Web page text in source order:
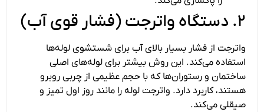
۲. دستگاه واترجت (فشار قوی آب)
واترجت از فشار بسیار بالای آب برای شستشوی لوله‌ها
استفاده می‌کند. این روش بیشتر برای لوله‌های اصلی
ساختمان و رستوران‌ها که با حجم عظیمی از چربی روبرو
هستند، کاربرد دارد. واترجت لوله را مانند روز اول تمیز و
صیقلی می‌کند.